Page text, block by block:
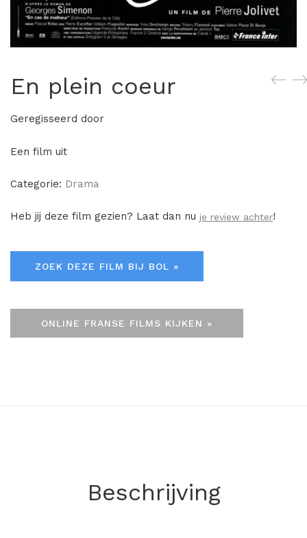
En plein coeur
Geregisseerd door
Een film uit
Categorie: Drama
Heb jij deze film gezien? Laat dan nu je review achter!
ZOEK DEZE FILM BIJ BOL »
ONLINE FRANSE FILMS KIJKEN »
Beschrijving